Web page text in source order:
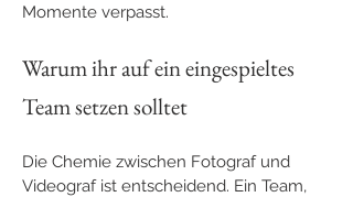
Momente verpasst.
Warum ihr auf ein eingespieltes
Team setzen solltet
Die Chemie zwischen Fotograf und
Videograf ist entscheidend. Ein Team,